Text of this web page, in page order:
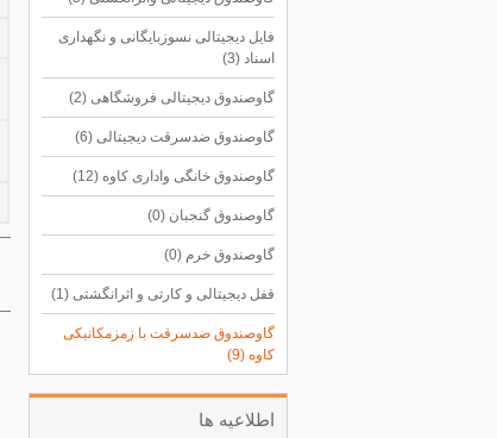
فایل دیجیتالی نسوزبایگانی و نگهداری
اسناد(3)
گاوصندوق دیجیتالی فروشگاهی(2)
گاوصندوق ضدسرقت دیجیتالی(6)
گاوصندوق خانگی واداری کاوه(12)
گاوصندوق گنجبان(0)
گاوصندوق خرم(0)
قفل دیجیتالی و کارتی و اثرانگشتی(1)
گاوصندوق ضدسرقت با زمزمکانیکی
کاوه(9)
اطلاعيه ها